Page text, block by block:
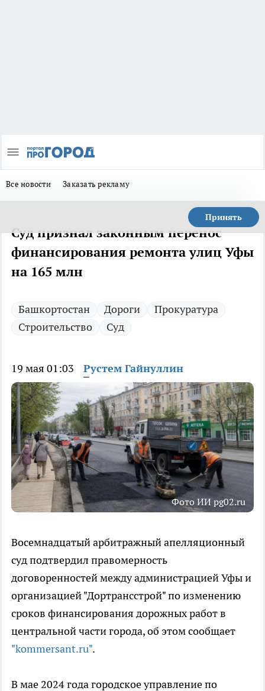
Все новости Заказать рекламу
Принять
Суд признал законным перенос
финансирования ремонта улиц Уфы
на 165 млн
Башкортостан Дороги
Прокуратура
Строительство
Суд
19 мая 01:03 Рустем Гайнуллин
Фото ИИ pg02.ru
Восемнадцатый арбитражный апелляционный
суд подтвердил правомерность
договоренностей между администрацией Уфы и
организацией "Дортрансстрой" по изменению
сроков финансирования дорожных работ в
центральной части города, об этом сообщает
"kommersant.ru".
В мае 2024 года городское управление по